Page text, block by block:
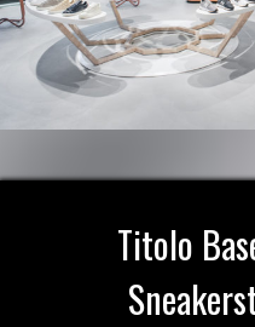
Titolo